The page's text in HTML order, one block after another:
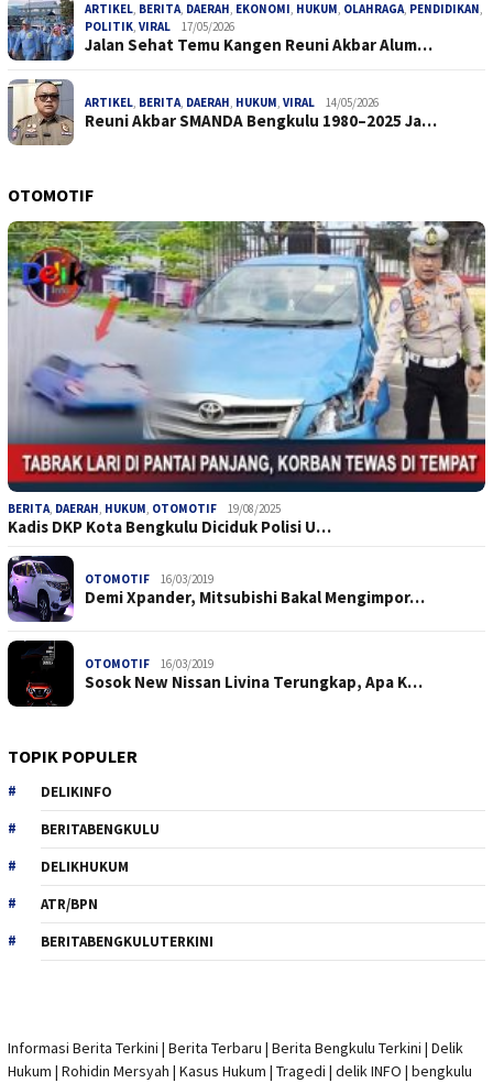
ARTIKEL, BERITA, DAERAH, EKONOMI, HUKUM, OLAHRAGA, PENDIDIKAN,
POLITIK, VIRAL 17/05/2026
Jalan Sehat Temu Kangen Reuni Akbar Alum…
ARTIKEL, BERITA, DAERAH, HUKUM, VIRAL 14/05/2026
Reuni Akbar SMANDA Bengkulu 1980–2025 Ja…
OTOMOTIF
BERITA, DAERAH, HUKUM, OTOMOTIF 19/08/2025
Kadis DKP Kota Bengkulu Diciduk Polisi U…
OTOMOTIF 16/03/2019
Demi Xpander, Mitsubishi Bakal Mengimpor…
OTOMOTIF 16/03/2019
Sosok New Nissan Livina Terungkap, Apa K…
TOPIK POPULER
DELIKINFO
BERITABENGKULU
DELIKHUKUM
ATR/BPN
BERITABENGKULUTERKINI
Informasi Berita Terkini | Berita Terbaru | Berita Bengkulu Terkini | Delik
Hukum | Rohidin Mersyah | Kasus Hukum | Tragedi | delik INFO | bengkulu